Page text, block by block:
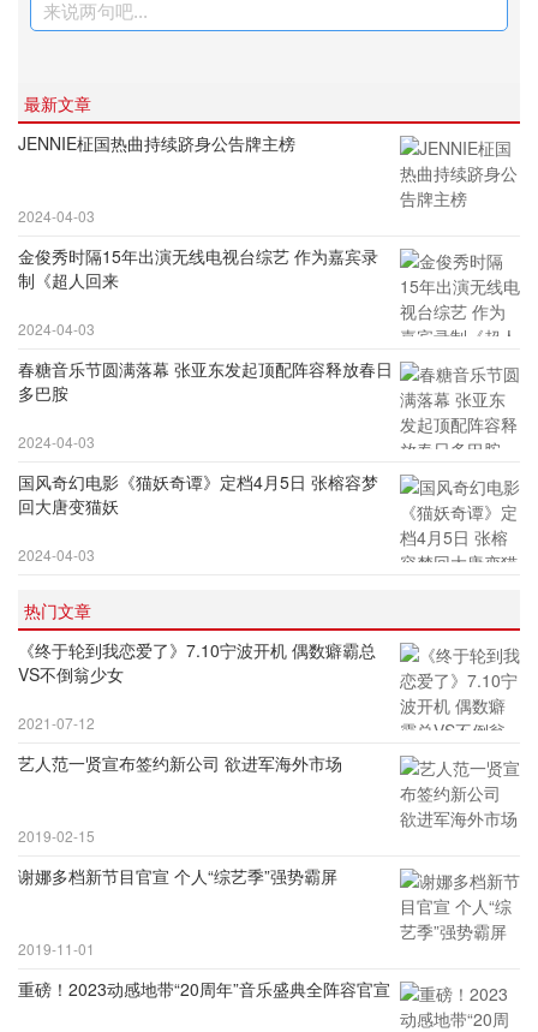
来说两句吧...
最新文章
JENNIE柾国热曲持续跻身公告牌主榜
2024-04-03
金俊秀时隔15年出演无线电视台综艺 作为嘉宾录
制《超人回来
2024-04-03
春糖音乐节圆满落幕 张亚东发起顶配阵容释放春日
多巴胺
2024-04-03
国风奇幻电影《猫妖奇谭》定档4月5日 张榕容梦
回大唐变猫妖
2024-04-03
热门文章
《终于轮到我恋爱了》7.10宁波开机 偶数癖霸总
VS不倒翁少女
2021-07-12
艺人范一贤宣布签约新公司 欲进军海外市场
2019-02-15
谢娜多档新节目官宣 个人“综艺季”强势霸屏
2019-11-01
重磅！2023动感地带“20周年”音乐盛典全阵容官宣